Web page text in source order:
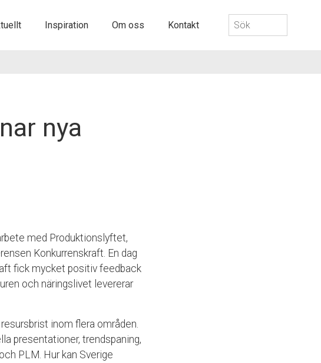
Inspiration Om oss Kontakt
Sök
efter:
nya
med Produktionslyftet,
Konkurrenskraft. En dag
fick mycket positiv feedback
och näringslivet levererar
inom flera områden.
presentationer, trendspaning,
PLM. Hur kan Sverige